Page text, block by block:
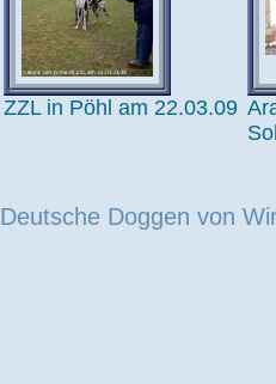
ZZL in Pöhl am 22.03.09
Deutsche Doggen von